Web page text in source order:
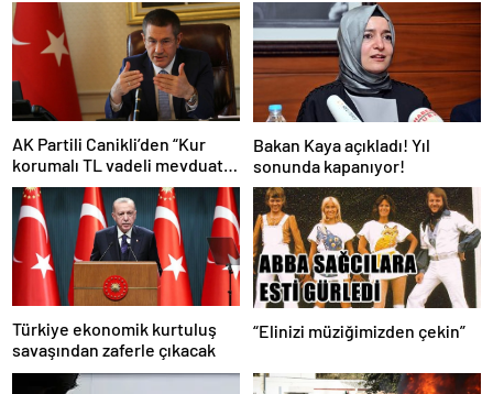
AK Partili Canikli’den “Kur
korumalı TL vadeli mevduat
sistemi” açıklaması!
Bakan Kaya açıkladı! Yıl
sonunda kapanıyor!
Türkiye ekonomik kurtuluş
savaşından zaferle çıkacak
“Elinizi müziğimizden çekin”